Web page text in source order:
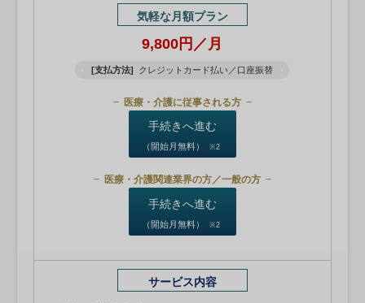
気軽な月額プラン
9,800円／月
[支払方法] クレジットカード払い／口座振替
医療・介護に従事される方
手続きへ進む
（開始月無料） ※2
医療・介護関連業界の方／一般の方
手続きへ進む
（開始月無料） ※2
サービス内容